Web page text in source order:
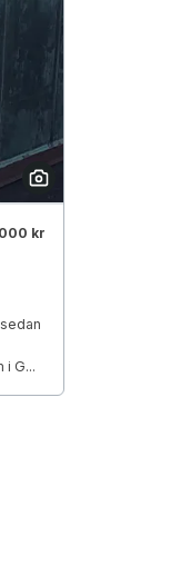
kr
i G...